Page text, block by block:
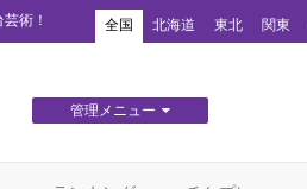
術！ 全国 北海道 東北 関東
管理メニュー